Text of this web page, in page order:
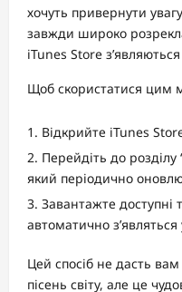
хочуть привернути
завжди широко
iTunes Store
Щоб скористатися цим
Відкрийте iTunes
Перейдіть до
який періодично
Завантажте
автоматично з’являться
Цей спосіб не дасть
пісень світу, але це